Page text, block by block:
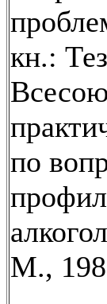
кн.:
по
М.,